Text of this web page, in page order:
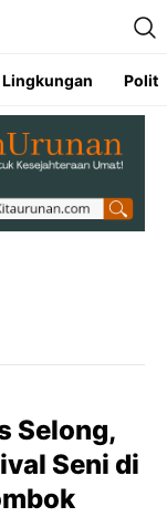
Lingkungan
Selong,
Seni di